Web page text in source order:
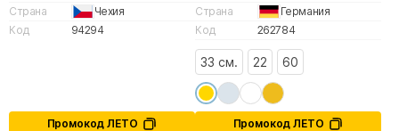
Страна
Чехия
Код
94294
Промокод ЛЕТО
Страна
Германия
Код
262784
33 см. 22 60
Промокод ЛЕТО